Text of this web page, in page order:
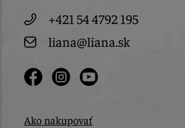
+421 54 4792 195
liana@liana.sk
Ako nakupovať